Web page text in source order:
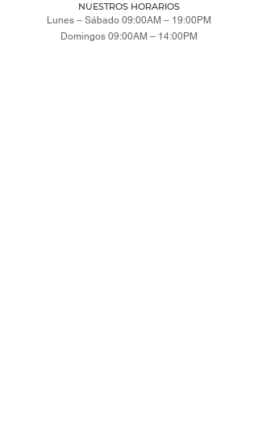
NUESTROS HORARIOS
Lunes – Sábado 09:00AM – 19:00PM
Domingos 09:00AM – 14:00PM